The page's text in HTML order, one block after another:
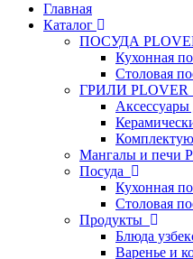
Главная
Каталог
ПОСУДА
Кухонная
Столовая
ГРИЛИ PLOVER
Аксессуары
Мангалы и печи
Посуда
Кухонная
Столовая
Продукты
Блюда
Варенье и